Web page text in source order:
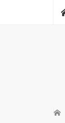
ホ